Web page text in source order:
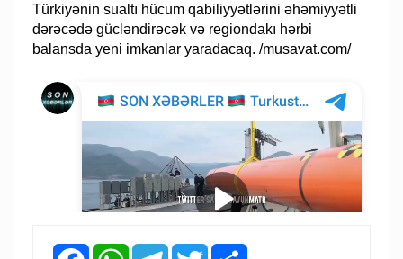
Türkiyənin sualtı hücum qabiliyyətlərini əhəmiyyətli
dərəcədə gücləndirəcək və regiondakı hərbi
balansda yeni imkanlar yaradacaq. /musavat.com/
FacebookWhatsAppTelegramTwitter